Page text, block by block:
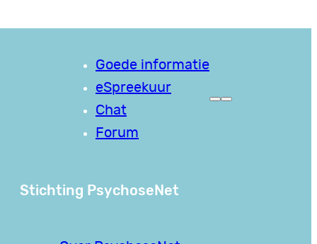
Goede informatie
eSpreekuur
Chat
Forum
Stichting PsychoseNet